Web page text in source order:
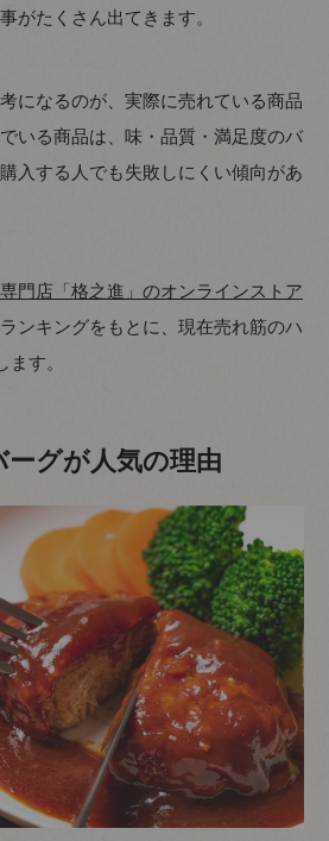
がたくさん出てきます。
になるのが、実際に売れている商品
いる商品は、味・品質・満足度のバ
入する人でも失敗しにくい傾向があ
門店「格之進」のオンラインストア
ンキングをもとに、現在売れ筋のハ
す。
グが人気の理由